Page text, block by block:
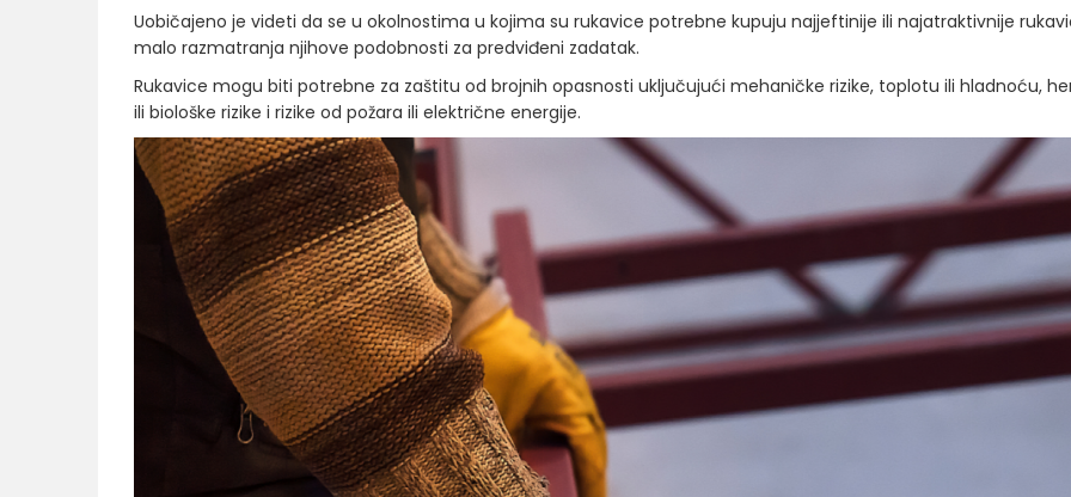
Uobičajeno je videti da se u okolnostima u kojima su rukavice potrebne kupuju najjeftinije ili najatraktivnije
malo razmatranja njihove podobnosti za predviđeni zadatak.
Rukavice mogu biti potrebne za zaštitu od brojnih opasnosti uključujući mehaničke rizike, toplotu ili hladnoću,
ili biološke rizike i rizike od požara ili električne energije.